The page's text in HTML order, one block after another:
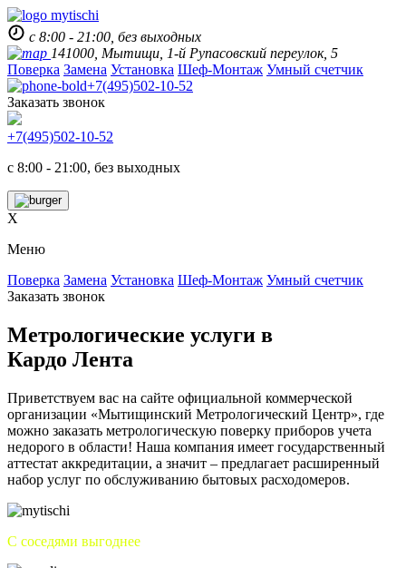
с 8:00 - 21:00, без выходных
141000, Мытищи, 1-й Рупасовский переулок, 5
Поверка Замена Установка Шеф-Монтаж Умный счетчик
+7(495)502-10-52
Заказать звонок
+7(495)502-10-52
с 8:00 - 21:00, без выходных
X
Меню
Поверка Замена Установка Шеф-Монтаж Умный счетчик
Заказать звонок
Метрологические услуги в
Кардо Лента
Приветствуем вас на сайте официальной коммерческой
организации «Мытищинский Метрологический Центр», где
можно заказать метрологическую поверку приборов учета
недорого в области! Наша компания имеет государственный
аттестат аккредитации, а значит – предлагает расширенный
набор услуг по обслуживанию бытовых расходомеров.
С соседями выгоднее